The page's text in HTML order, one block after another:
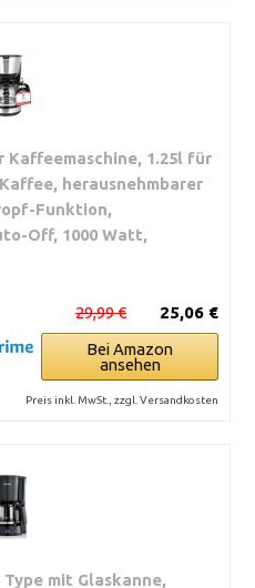
Kaffeemaschine, 1.25l für
herausnehmbarer
Funktion,
Off, 1000 Watt,
25,06 €
29,99 €
Bei Amazon
ansehen
Preis inkl. MwSt., zzgl. Versandkosten
Type mit Glaskanne,